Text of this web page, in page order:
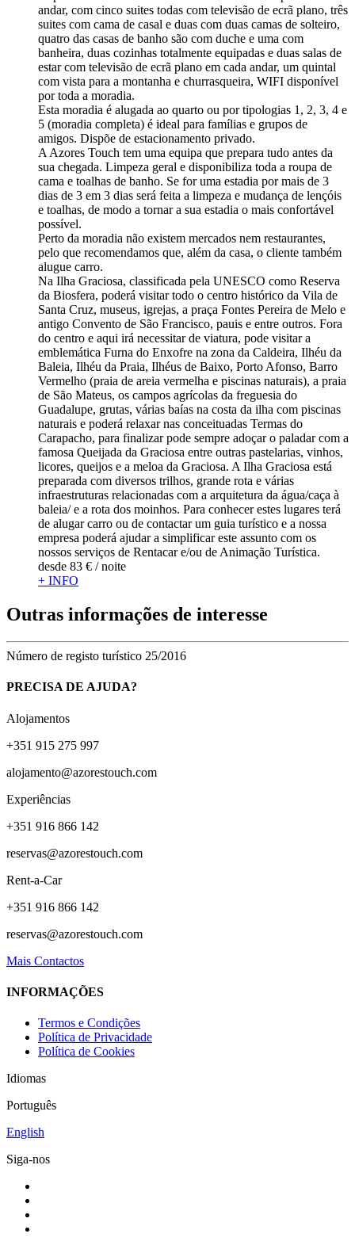
andar, com cinco suites todas com televisão de ecrã plano, três
suites com cama de casal e duas com duas camas de solteiro,
quatro das casas de banho são com duche e uma com
banheira, duas cozinhas totalmente equipadas e duas salas de
estar com televisão de ecrã plano em cada andar, um quintal
com vista para a montanha e churrasqueira, WIFI disponível
por toda a moradia.
Esta moradia é alugada ao quarto ou por tipologias 1, 2, 3, 4 e
5 (moradia completa) é ideal para famílias e grupos de
amigos. Dispõe de estacionamento privado.
A Azores Touch tem uma equipa que prepara tudo antes da
sua chegada. Limpeza geral e disponibiliza toda a roupa de
cama e toalhas de banho. Se for uma estadia por mais de 3
dias de 3 em 3 dias será feita a limpeza e mudança de lençóis
e toalhas, de modo a tornar a sua estadia o mais confortável
possível.
Perto da moradia não existem mercados nem restaurantes,
pelo que recomendamos que, além da casa, o cliente também
alugue carro.
Na Ilha Graciosa, classificada pela UNESCO como Reserva
da Biosfera, poderá visitar todo o centro histórico da Vila de
Santa Cruz, museus, igrejas, a praça Fontes Pereira de Melo e
antigo Convento de São Francisco, pauis e entre outros. Fora
do centro e aqui irá necessitar de viatura, pode visitar a
emblemática Furna do Enxofre na zona da Caldeira, Ilhéu da
Baleia, Ilhéu da Praia, Ilhéus de Baixo, Porto Afonso, Barro
Vermelho (praia de areia vermelha e piscinas naturais), a praia
de São Mateus, os campos agrícolas da freguesia do
Guadalupe, grutas, várias baías na costa da ilha com piscinas
naturais e poderá relaxar nas conceituadas Termas do
Carapacho, para finalizar pode sempre adoçar o paladar com a
famosa Queijada da Graciosa entre outras pastelarias, vinhos,
licores, queijos e a meloa da Graciosa. A Ilha Graciosa está
preparada com diversos trilhos, grande rota e várias
infraestruturas relacionadas com a arquitetura da água/caça à
baleia/ e a rota dos moinhos. Para conhecer estes lugares terá
de alugar carro ou de contactar um guia turístico e a nossa
empresa poderá ajudar a simplificar este assunto com os
nossos serviços de Rentacar e/ou de Animação Turística.
desde 83 € / noite
+ INFO
Outras informações de interesse
Número de registo turístico 25/2016
PRECISA DE AJUDA?
Alojamentos
+351 915 275 997
alojamento@azorestouch.com
Experiências
+351 916 866 142
reservas@azorestouch.com
Rent-a-Car
+351 916 866 142
reservas@azorestouch.com
Mais Contactos
INFORMAÇÕES
Termos e Condições
Política de Privacidade
Política de Cookies
Idiomas
Português
English
Siga-nos